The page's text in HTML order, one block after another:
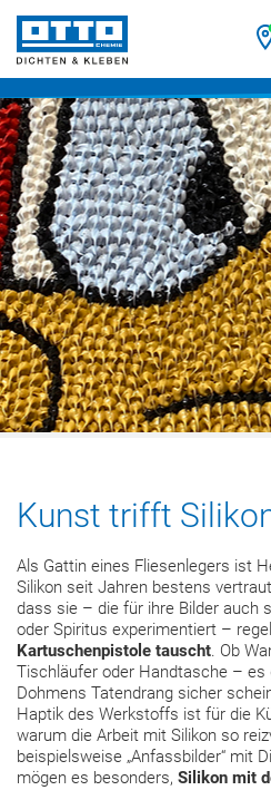
Kunst trifft
Als Gattin eines Fliesenlegers ist
Silikon seit Jahren bestens
dass sie – die für ihre Bilder auch
oder Spiritus experimentiert –
Kartuschenpistole tauscht. Ob
Tischläufer oder Handtasche – es
Dohmens Tatendrang sicher
Haptik des Werkstoffs ist für die
warum die Arbeit mit Silikon so
beispielsweise „Anfassbilder“ mit
mögen es besonders, Silikon mit